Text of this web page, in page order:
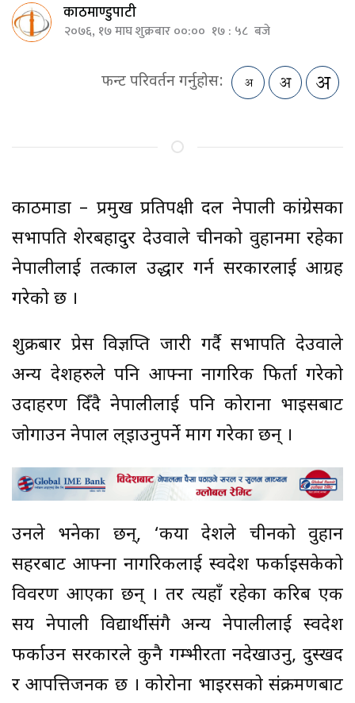
काठमाण्डुपाटी
२०७६, १७ माघ शुक्रबार ००:०० १७ : ५८ बजे
फन्ट परिवर्तन गर्नुहोस:
काठमाडौं – प्रमुख प्रतिपक्षी दल नेपाली कांग्रेसका
सभापति शेरबहादुर देउवाले चीनको वुहानमा रहेका
नेपालीलाई तत्काल उद्धार गर्न सरकारलाई आग्रह
गरेको छ ।
शुक्रबार प्रेस विज्ञप्ति जारी गर्दै सभापति देउवाले
अन्य देशहरुले पनि आफ्ना नागरिक फिर्ता गरेको
उदाहरण दिँदै नेपालीलाई पनि कोराना भाइसबाट
जोगाउन नेपाल ल्इाउनुपर्ने माग गरेका छन् ।
उनले भनेका छन्, ‘कयौं देशले चीनको वुहान
सहरबाट आफ्ना नागरिकलाई स्वदेश फर्काइसकेको
विवरण आएका छन् । तर त्यहाँ रहेका करिब एक
सय नेपाली विद्यार्थीसंगै अन्य नेपालीलाई स्वदेश
फर्काउन सरकारले कुनै गम्भीरता नदेखाउनु, दुस्खद
र आपत्तिजनक छ । कोरोना भाइरसको संक्रमणबाट